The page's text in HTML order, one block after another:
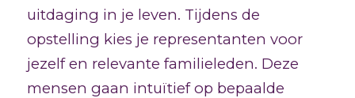
uitdaging in je leven. Tijdens de
opstelling kies je representanten voor
jezelf en relevante familieleden. Deze
mensen gaan intuïtief op bepaalde